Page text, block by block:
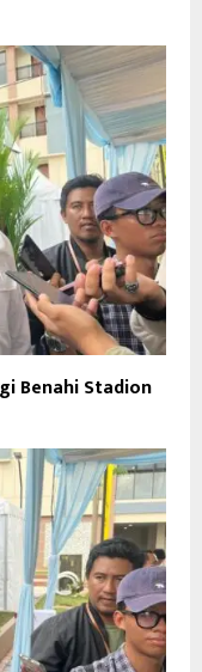
Benahi Stadion